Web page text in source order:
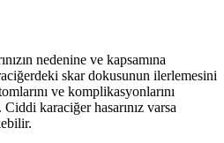
nedenine ve kapsamına
skar dokusunun ilerlemesini
ve komplikasyonlarını
karaciğer hasarınız varsa